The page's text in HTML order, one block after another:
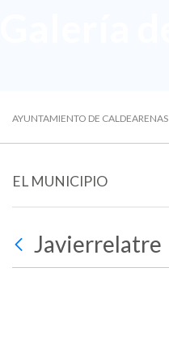
AYUNTAMIENTO DE CALDEARENAS
EL MUNICIPIO
Javierrelatre